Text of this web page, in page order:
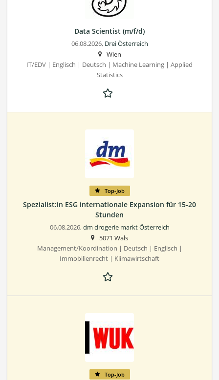
Data Scientist (m/f/d)
06.08.2026, Drei Österreich
Wien
IT/EDV | Englisch | Deutsch | Machine Learning | Applied
Statistics
Top-Job
Spezialist:in ESG internationale Expansion für 15-20
Stunden
06.08.2026,dm drogerie markt Österreich
5071 Wals
Management/Koordination | Deutsch | Englisch |
Immobilienrecht | Klimawirtschaft
Top-Job